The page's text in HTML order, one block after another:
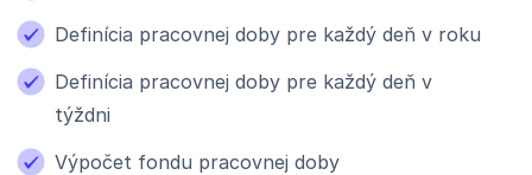
Definícia pracovnej doby pre každý deň v roku
Definícia pracovnej doby pre každý deň v
týždni
Výpočet fondu pracovnej doby